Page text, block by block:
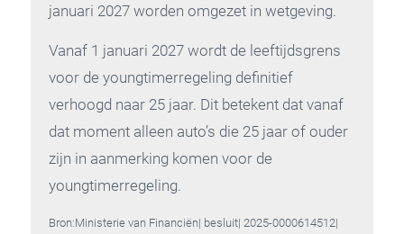
januari 2027 worden omgezet in wetgeving.
Vanaf 1 januari 2027 wordt de leeftijdsgrens
voor de youngtimerregeling definitief
verhoogd naar 25 jaar. Dit betekent dat vanaf
dat moment alleen auto’s die 25 jaar of ouder
zijn in aanmerking komen voor de
youngtimerregeling.
Bron:Ministerie van Financiën| besluit| 2025-0000614512|